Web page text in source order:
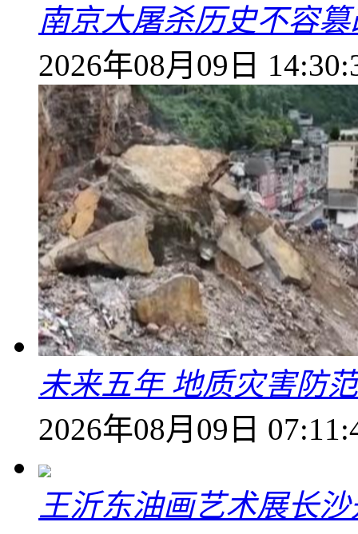
南京大屠杀历史不容
2026年08月09日
未来五年 地质灾害防
2026年08月09日
王沂东油画艺术展长